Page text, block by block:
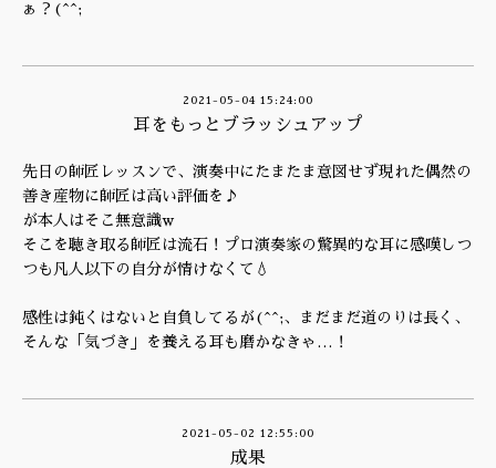
ぁ？(^^;
2021-05-04 15:24:00
耳をもっとブラッシュアップ
先日の師匠レッスンで、演奏中にたまたま意図せず現れた偶然の
善き産物に師匠は高い評価を♪
が本人はそこ無意識w
そこを聴き取る師匠は流石！プロ演奏家の驚異的な耳に感嘆しつ
つも凡人以下の自分が情けなくて💧
感性は鈍くはないと自負してるが(^^;、まだまだ道のりは長く、
そんな「気づき」を養える耳も磨かなきゃ…！
2021-05-02 12:55:00
成果